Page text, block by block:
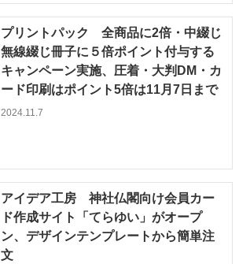
プリントパック 全商品に2倍・中綴じ
無線綴じ冊子に５倍ポイント付与する
キャンペーン実施、圧着・大判DM・カ
ード印刷はポイント5倍は11月7日まで
2024.11.7
アイデア工房 神社仏閣向け会員カー
ド作成サイト「てらゆい」がオープ
ン、デザインテンプレートから簡単注
文